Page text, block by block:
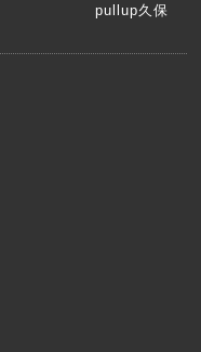
す■ pullup久保